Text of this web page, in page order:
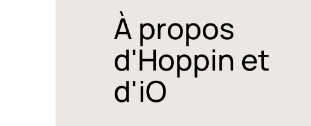
À propos
d'Hoppin et
d'iO